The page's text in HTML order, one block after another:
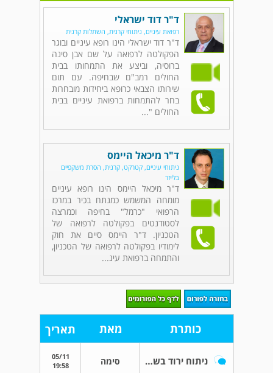
ד"ר דוד ישראלי
רפואת עיניים, ניתוחי קרנית, השתלות קרנית
ד"ר דוד ישראלי הינו רופא עיניים ובוגר
הפקולטה לרפואה על שם אבן סינה
ברוסיה, וביצע את התמחותו בבית
החולים רמב"ם שבחיפה. עם תום
שירותו הצבאי כרופא ביחידות מובחרות
בחר להתמחות ברפואת עיניים בבית
החולים "...
ד"ר מיכאל היימס
ניתוחי עיניים, קטרקט, קרנית, הסרת משקפיים
בלייזר
ד"ר מיכאל היימס הינו רופא עיניים
מומחה המשמש כמנתח בכיר במרכז
הרפואי "כרמל" בחיפה וכמרצה
לסטודנטים בפקולטה לרפואה של
הטכניון. ד"ר היימס סיים את חוק
לימודיו בפקולטה לרפואה של הטכניון,
והתמחה ברפואת עינ...
כותרת מאת תאריך
ניתוח ירוד בשתי העיינים סימה
05/11
19:58